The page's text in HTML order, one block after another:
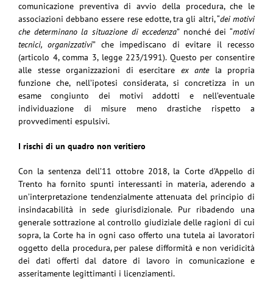
comunicazione preventiva di avvio della procedura, che le
associazioni debbano essere rese edotte, tra gli altri, “dei motivi
che determinano la situazione di eccedenza” nonché dei “motivi
tecnici, organizzativi” che impediscano di evitare il recesso
(articolo 4, comma 3, legge 223/1991). Questo per consentire
alle stesse organizzazioni di esercitare ex ante la propria
funzione che, nell’ipotesi considerata, si concretizza in un
esame congiunto dei motivi addotti e nell’eventuale
individuazione di misure meno drastiche rispetto a
provvedimenti espulsivi.
I rischi di un quadro non veritiero
Con la sentenza dell’11 ottobre 2018, la Corte d’Appello di
Trento ha fornito spunti interessanti in materia, aderendo a
un’interpretazione tendenzialmente attenuata del principio di
insindacabilità in sede giurisdizionale. Pur ribadendo una
generale sottrazione al controllo giudiziale delle ragioni di cui
sopra, la Corte ha in ogni caso offerto una tutela ai lavoratori
oggetto della procedura, per palese difformità e non veridicità
dei dati offerti dal datore di lavoro in comunicazione e
asseritamente legittimanti i licenziamenti.